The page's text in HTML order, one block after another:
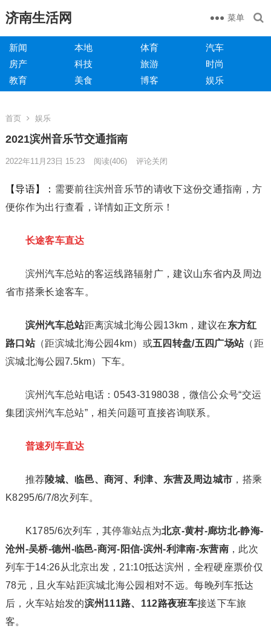
济南生活网 菜单
新闻 本地 体育
汽车
房产
科技 旅游
时尚
教育
美食 博客 娱乐
首页 娱乐
2021滨州音乐节交通指南
2022年11月23日 15:23 阅读(406) 评论关闭
【导语】： 需要前往滨州音乐节的请收下这份交通指南，方
便你作为出行查看，详情如正文所示！
长途客车直达
滨州汽车总站的客运线路辐射广，建议山东省内及周边
省市搭乘长途客车。
滨州汽车总站距离滨城北海公园13km，建议在东方红
路口站（距滨城北海公园4km）或五四转盘/五四广场站（距
滨城北海公园7.5km）下车。
滨州汽车总站电话：0543-3198038，微信公众号“交运
集团滨州汽车总站”，相关问题可直接咨询联系。
普速列车直达
推荐陵城、临邑、商河、利津、东营及周边城市 ，搭乘
K8295/6/7/8次列车。
K1785/6次列车，其停靠站点为北京-黄村-廊坊北-静海-
沧州-吴桥-德州-临邑-商河-阳信-滨州-利津南-东营南，此次
列车于14:26从北京出发，21:10抵达滨州，全程硬座票价仅
78元，且火车站距滨城北海公园相对不远。每晚列车抵达
后，火车站始发的滨州111路、112路夜班车接送下车旅
客。